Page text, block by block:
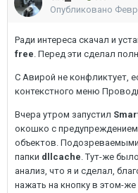
Опубликовано
Ради интереса скачал и
free. Перед эти сделал
С Авирой не конфликтует,
контекстного меню
Вчера утром запустил
окошко с
объектов.
папки dllcache. Тут-же
анализ, что я и сделал,
нажать на кнопку в этом-